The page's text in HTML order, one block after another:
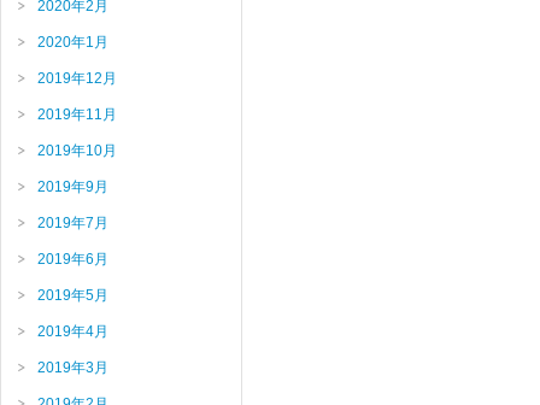
2020年2月
2020年1月
2019年12月
2019年11月
2019年10月
2019年9月
2019年7月
2019年6月
2019年5月
2019年4月
2019年3月